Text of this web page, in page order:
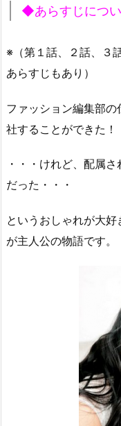
◆あらすじについ
※（第１話、２話、３
あらすじもあり）
ファッション編集部
社することができた！
・・・けれど、配属
だった・・・
というおしゃれが大
が主人公の物語です。